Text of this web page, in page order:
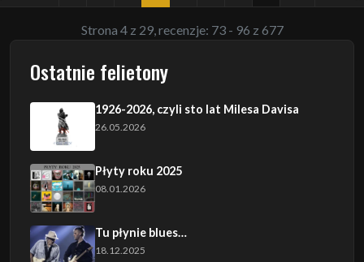
Strona 4 z 29, recenzje: 73 - 96 z 677
Ostatnie felietony
1926-2026, czyli sto lat Milesa Davisa
26.05.2026
Płyty roku 2025
08.01.2026
Tu płynie blues…
18.12.2025